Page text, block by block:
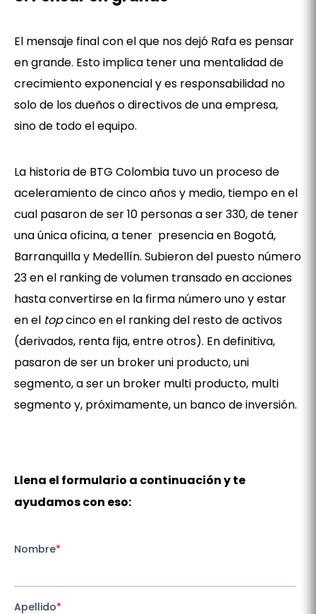
El mensaje final con el que nos dejó Rafa es pensar
en grande. Esto implica tener una mentalidad de
crecimiento exponencial y es responsabilidad no
solo de los dueños o directivos de una empresa,
sino de todo el equipo.
La historia de BTG Colombia tuvo un proceso de
aceleramiento de cinco años y medio, tiempo en el
cual pasaron de ser 10 personas a ser 330, de tener
una única oficina, a tener presencia en Bogotá,
Barranquilla y Medellín. Subieron del puesto número
23 en el ranking de volumen transado en acciones
hasta convertirse en la firma número uno y estar
en el topcinco en el ranking del resto de activos
(derivados, renta fija, entre otros). En definitiva,
pasaron de ser un broker uni producto, uni
segmento, a ser un broker multi producto, multi
segmento y, próximamente, un banco de inversión.
Llena el formulario a continuación y te
ayudamos con eso: